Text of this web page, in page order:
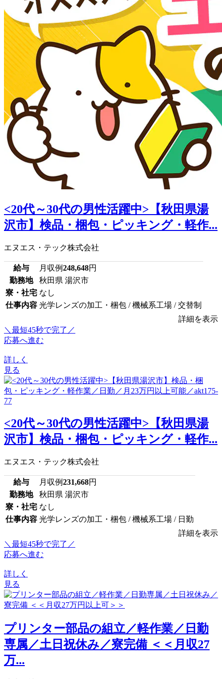
<20代～30代の男性活躍中>【秋田県湯
沢市】検品・梱包・ピッキング・軽作...
エヌエス・テック株式会社
給与 月収例248,648円
勤務地
秋田県 湯沢市
寮・社宅 なし
仕事内容 光学レンズの加工・梱包 / 機械系工場 / 交替制
詳細を表示
＼最短45秒で完了／
応募へ進む
詳しく
見る
<20代～30代の男性活躍中>【秋田県湯
沢市】検品・梱包・ピッキング・軽作...
エヌエス・テック株式会社
給与 月収例231,668円
勤務地
秋田県 湯沢市
寮・社宅 なし
仕事内容 光学レンズの加工・梱包 / 機械系工場 / 日勤
詳細を表示
＼最短45秒で完了／
応募へ進む
詳しく
見る
プリンター部品の組立／軽作業／日勤
専属／土日祝休み／寮完備 ＜＜月収27
万...